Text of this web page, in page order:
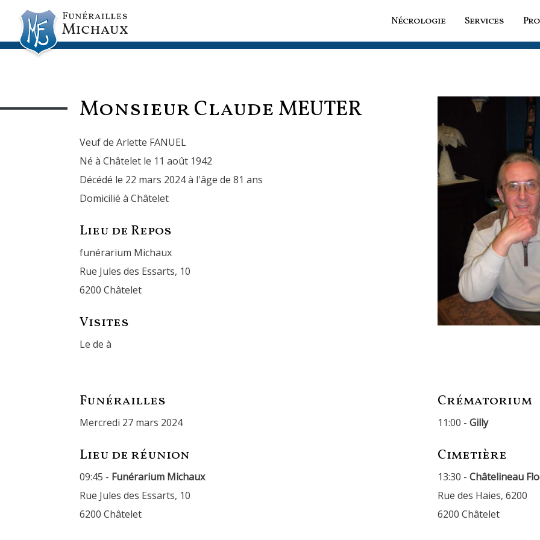
Nécrologie Services
Monsieur Claude MEUTER
Veuf de Arlette FANUEL
Né à Châtelet le 11 août 1942
Décédé le 22 mars 2024 à l'âge de 81 ans
Domicilié à Châtelet
Lieu de Repos
funérarium Michaux
Rue Jules des Essarts, 10
6200 Châtelet
Visites
Le de à
Funérailles
mercredi 27 mars 2024
Lieu de réunion
09:45 - Funérarium Michaux
Rue Jules des Essarts, 10
6200 Châtelet
Crématorium
11:00 - Gilly
Cimetière
13:30 - Châtelineau
Rue des Haies, 6200
6200 Châtelet